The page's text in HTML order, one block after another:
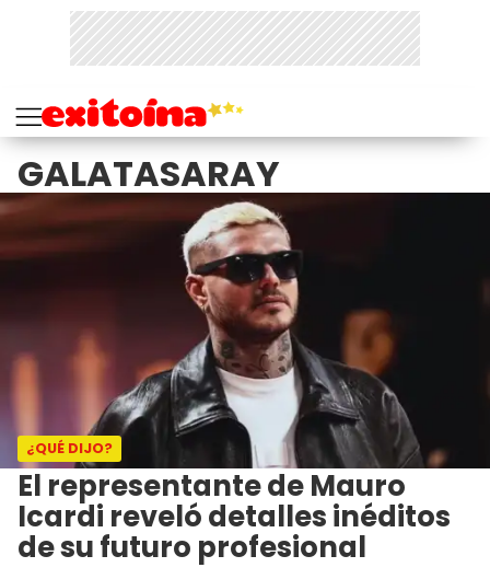
GALATASARAY
¿QUÉ DIJO?
El representante de Mauro
Icardi reveló detalles inéditos
de su futuro profesional